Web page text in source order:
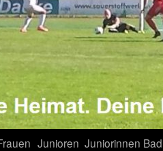
Junioren Juniorinnen